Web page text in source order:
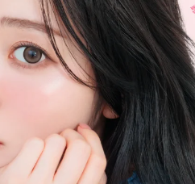
カラコン・サ
クリアコン